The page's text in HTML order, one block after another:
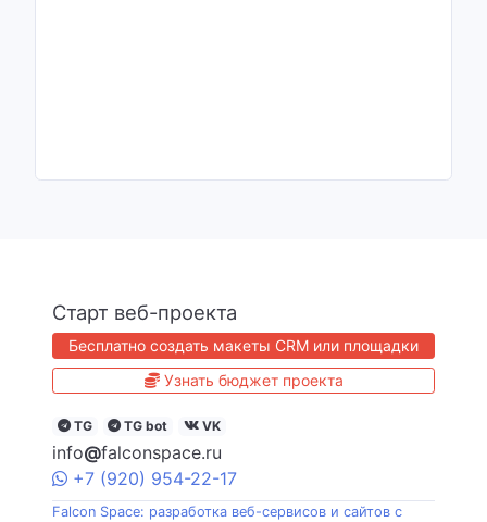
Старт веб-проекта
Бесплатно создать макеты CRM или площадки
Узнать бюджет проекта
TG TG bot VK
info@falconspace.ru
+7 (920) 954-22-17
Falcon Space: разработка веб-сервисов и сайтов с